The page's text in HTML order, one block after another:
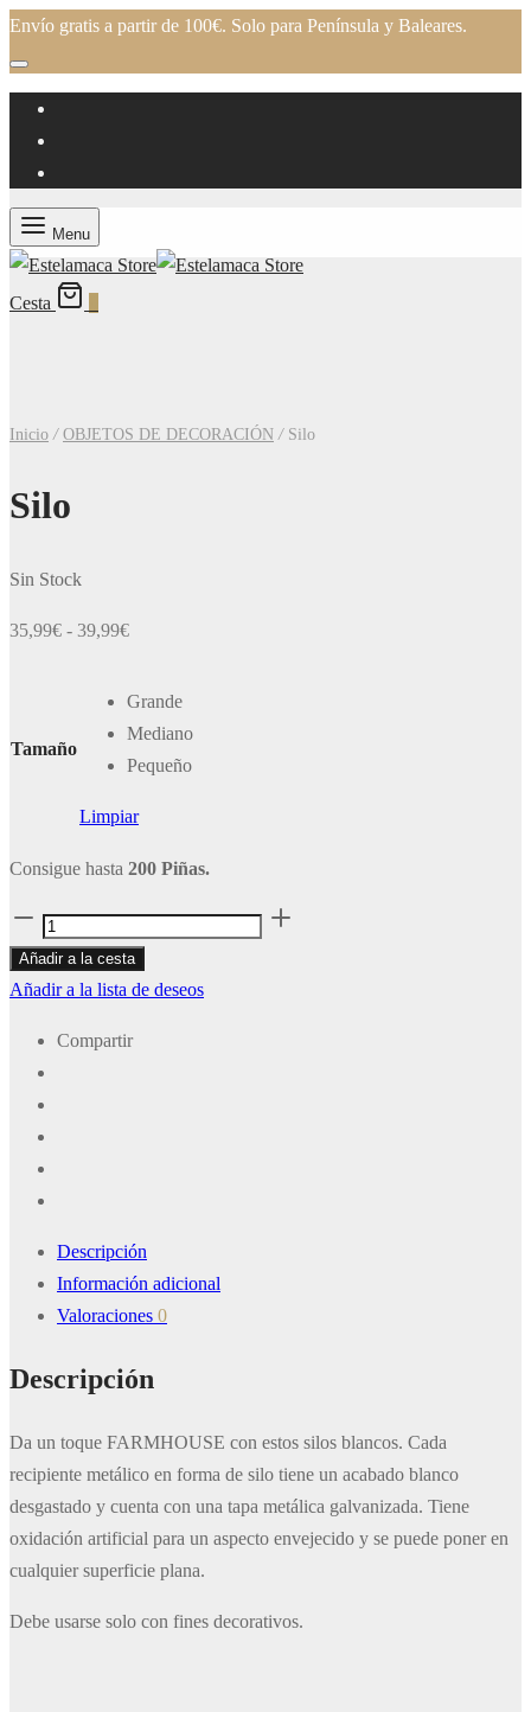
Envío gratis a partir de 100€. Solo para Península y Baleares.
Menu
Cesta
Inicio / OBJETOS DE DECORACIÓN /Silo
Silo
Sin Stock
35,99€ - 39,99€Rango
precios:
desde
35,99€
39,99€
Tamaño
Grande
Mediano
Pequeño
Limpiar
Consigue hasta 200 Piñas.
Silo
cantidad
Añadir a la cesta
Añadir a la lista de deseos
Compartir
Descripción
Información adicional
Valoraciones 0
Descripción
Da un toque FARMHOUSE con estos silos blancos. Cada
recipiente metálico en forma de silo tiene un acabado blanco
desgastado y cuenta con una tapa metálica galvanizada. Tiene
oxidación artificial para un aspecto envejecido y se puede poner en
cualquier superficie plana.
Debe usarse solo con fines decorativos.